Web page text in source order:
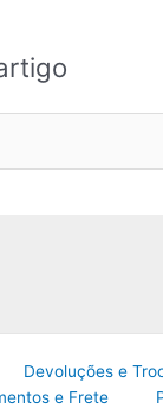
Devoluções e
e Frete